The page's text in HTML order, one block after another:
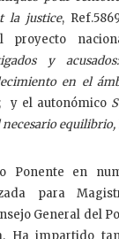
la justice,
el proyecto
y
en el
y el autonómico
necesario equilibrio,
Ponente en
para
General del
Ha impartido